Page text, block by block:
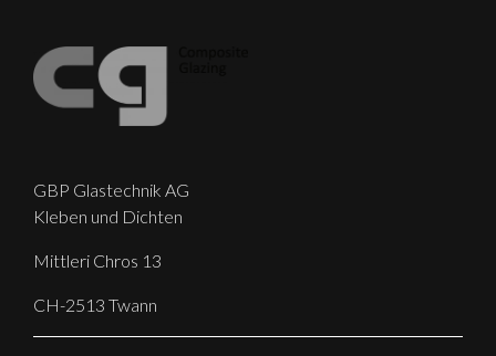
GBP Glastechnik AG
Kleben und Dichten
Mittleri Chros 13
CH-2513 Twann